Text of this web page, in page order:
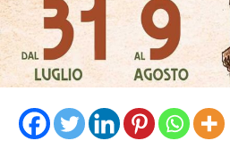
L’ingresso con unico orario alle
20:45, l’escursione, poi la pausa
dalle 21:20 alle 23:00 l’
stellato con gli esperti dell’APA.
Biglietto 10 euro.